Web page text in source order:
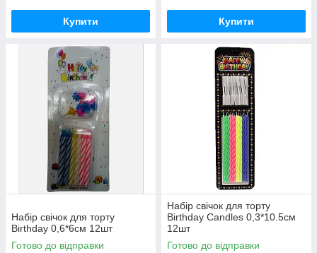
Купити Купити
Набір свічок для торту
Birthday 0,6*6см 12шт
Готово до відправки
Набір свічок для торту
Birthday Candles 0,3*10.5см
12шт
Готово до відправки